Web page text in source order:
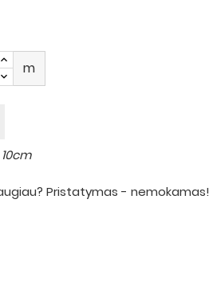
m
Pristatymas - nemokamas!